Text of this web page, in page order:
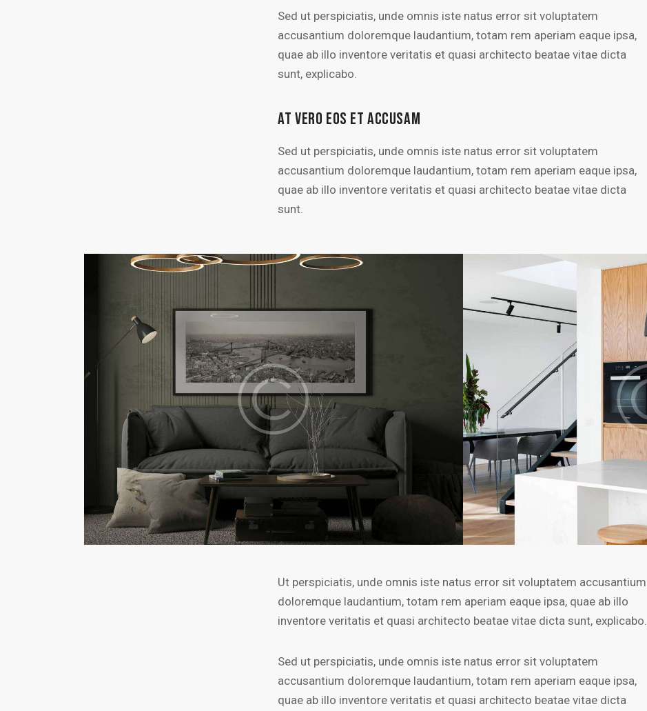
Sed ut perspiciatis, unde omnis iste natus error sit voluptatem
accusantium doloremque laudantium, totam rem aperiam eaque ipsa,
quae ab illo inventore veritatis et quasi architecto beatae vitae dicta
sunt, explicabo.
AT VERO EOS ET ACCUSAM
Sed ut perspiciatis, unde omnis iste natus error sit voluptatem
accusantium doloremque laudantium, totam rem aperiam eaque ipsa,
quae ab illo inventore veritatis et quasi architecto beatae vitae dicta
sunt.
Ut perspiciatis, unde omnis iste natus error sit voluptatem accusantium
doloremque laudantium, totam rem aperiam eaque ipsa, quae ab illo
inventore veritatis et quasi architecto beatae vitae dicta sunt, explicabo.
Sed ut perspiciatis, unde omnis iste natus error sit voluptatem
accusantium doloremque laudantium, totam rem aperiam eaque ipsa,
quae ab illo inventore veritatis et quasi architecto beatae vitae dicta